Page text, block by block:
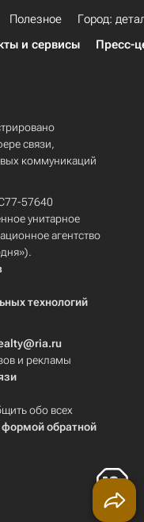
Полезное
Город:
и сервисы Пресс-
связи,
коммуникаций
57640
унитарное
агентство
технологий
и рекламы
обо всех
формой обратной